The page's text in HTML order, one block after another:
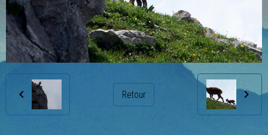
Retour